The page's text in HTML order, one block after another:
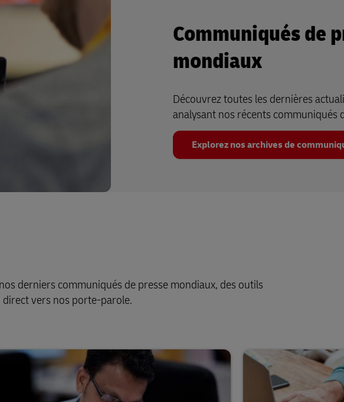
Communiqués de
mondiaux
Découvrez toutes les dernières
analysant nos récents communiqués
Explorez nos archives de
derniers communiqués de presse mondiaux, des outils
direct vers nos porte-parole.